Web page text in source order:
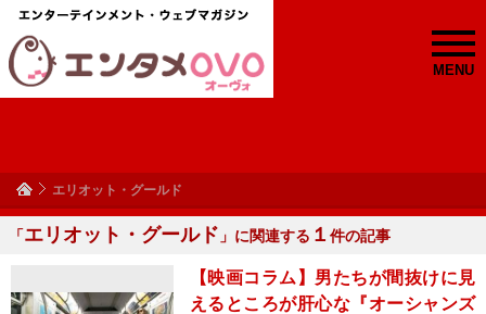
MENU
エリオット・グールド
「エリオット・グールド 」に関連する １ 件の記事
【映画コラム】男たちが間抜けに見
えるところが肝心な『オーシャンズ